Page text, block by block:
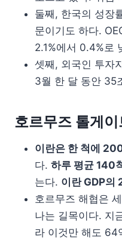
둘째, 한국의 성장
문이기도 하다.
2.1%에서 0.4%로
셋째, 외국인 투자
3월 한 달 동안 35
호르무즈 톨게
이란은 한 척에
다. 하루 평균 140
는다. 이란 GDP의
호르무즈 해협은
나는 길목이다. 지
라 이것만 해도 64